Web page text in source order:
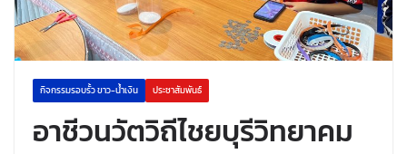
กิจกรรมรอบรั้ว ขาว-น้ำเงิน ประชาสัมพันธ์
อาชีวนวัตวิถีไชยบุรีวิทยาคม